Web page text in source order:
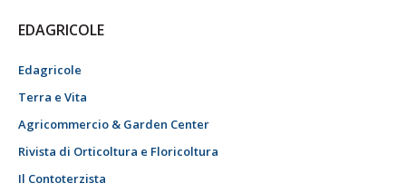
EDAGRICOLE
Edagricole
Terra e Vita
Agricommercio & Garden Center
Rivista di Orticoltura e Floricoltura
Il Contoterzista